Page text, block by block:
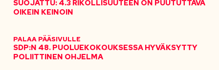
SUOJATTU: 4.3 RIKOLLISUUTEEN ON PUUTUTTAVA
OIKEIN KEINOIN
PALAA PÄÄSIVULLE
SDP:N 48. PUOLUEKOKOUKSESSA HYVÄKSYTTY
POLIITTINEN OHJELMA